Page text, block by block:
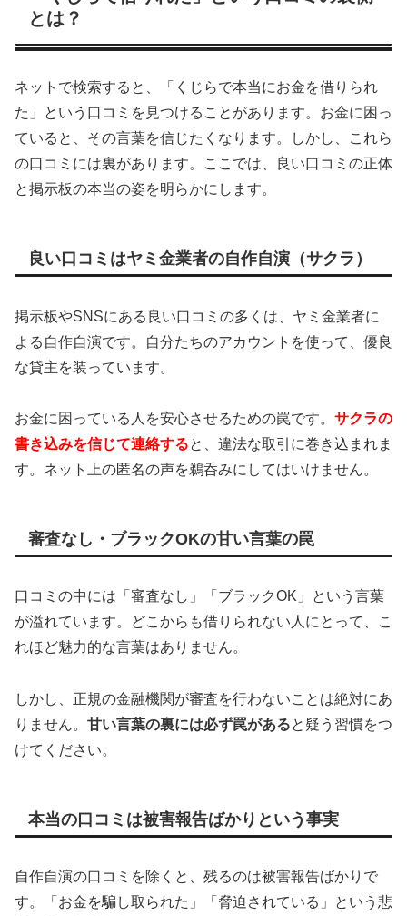
とは？
ネットで検索すると、「くじらで本当にお金を借りられ
た」という口コミを見つけることがあります。お金に困っ
ていると、その言葉を信じたくなります。しかし、これら
の口コミには裏があります。ここでは、良い口コミの正体
と掲示板の本当の姿を明らかにします。
良い口コミはヤミ金業者の自作自演（サクラ）
掲示板やSNSにある良い口コミの多くは、ヤミ金業者に
よる自作自演です。自分たちのアカウントを使って、優良
な貸主を装っています。
お金に困っている人を安心させるための罠です。 サクラの
書き込みを信じて連絡すると、違法な取引に巻き込まれま
す。ネット上の匿名の声を鵜呑みにしてはいけません。
審査なし・ブラックOKの甘い言葉の罠
口コミの中には「審査なし」「ブラックOK」という言葉
が溢れています。どこからも借りられない人にとって、こ
れほど魅力的な言葉はありません。
しかし、正規の金融機関が審査を行わないことは絶対にあ
りません。 甘い言葉の裏には必ず罠があると疑う習慣をつ
けてください。
本当の口コミは被害報告ばかりという事実
自作自演の口コミを除くと、残るのは被害報告ばかりで
す。「お金を騙し取られた」「脅迫されている」という悲